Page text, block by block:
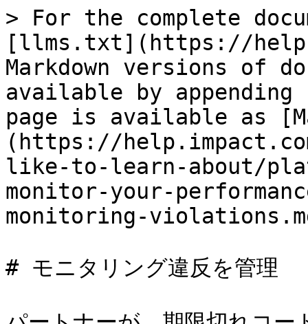
> For the complete
[llms.txt](https://
Markdown versions of
available by
page is available as
(https://
like-to-learn-about/
monitor-your-
monitoring-
# モニタリング違反を管理